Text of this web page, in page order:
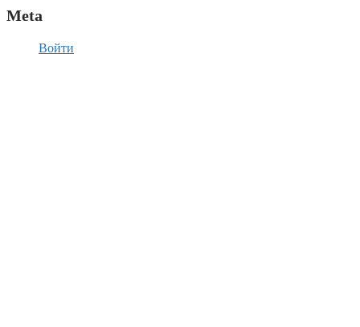
Meta
Войти